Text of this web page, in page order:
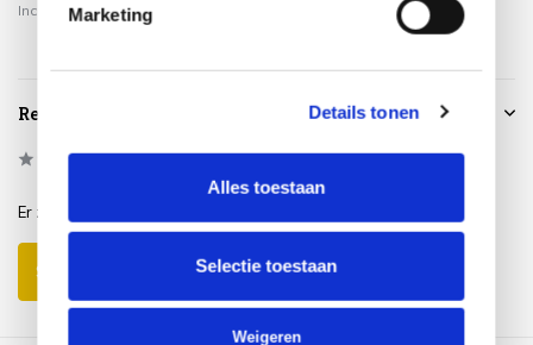
Marketing
Details tonen
Alles toestaan
Selectie toestaan
Weigeren
Incl. btw Incl. btw
Reviews
0/5 Based on 0 reviews
Er zijn nog geen reviews geschreven over dit product..
Schrijf je eigen review